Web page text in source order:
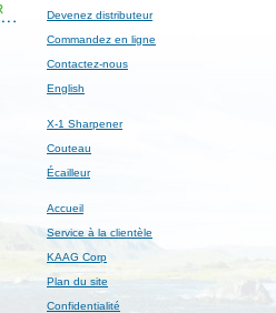
Devenez distributeur
Commandez en ligne
Contactez-nous
English
X-1 Sharpener
Couteau
Écailleur
Accueil
Service à la clientèle
KAAG Corp
Plan du site
Confidentialité